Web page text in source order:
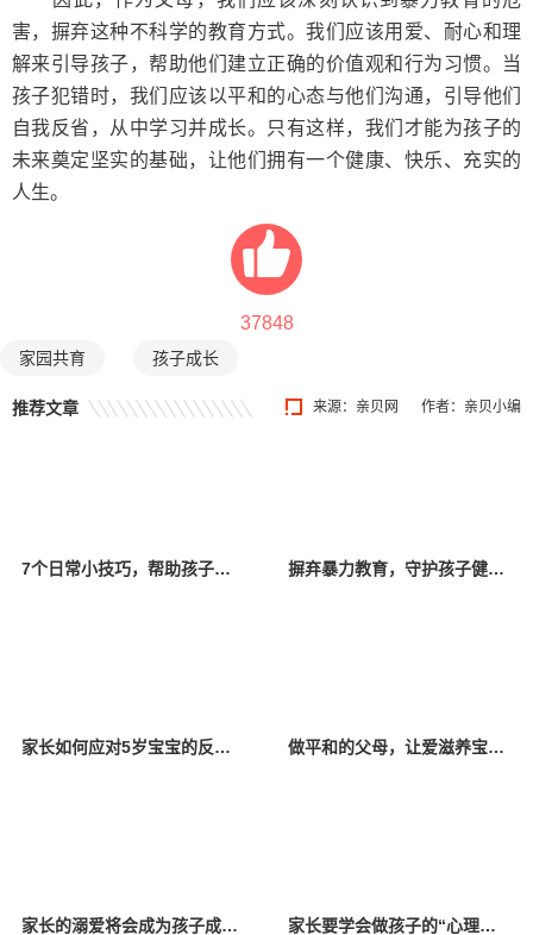
害，摒弃这种不科学的教育方式。我们应该用爱、耐心和理
解来引导孩子，帮助他们建立正确的价值观和行为习惯。当
孩子犯错时，我们应该以平和的心态与他们沟通，引导他们
自我反省，从中学习并成长。只有这样，我们才能为孩子的
未来奠定坚实的基础，让他们拥有一个健康、快乐、充实的
人生。
37848
家园共育 孩子成长
来源： 亲贝网 作者：亲贝小编
推荐文章
7个日常小技巧，帮助孩子提升智力 摒弃暴力教育，守护孩子健康成长
家长如何应对5岁宝宝的反抗行为？这4个小技巧可以了解一下 做平和的父母，让爱滋养宝贝成长
家长的溺爱将会成为孩子成长过程中的枷锁 家长要学会做孩子的“心理医生”